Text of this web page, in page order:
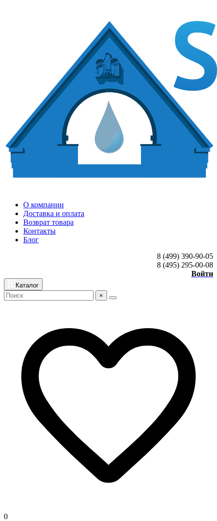
О компании
Доставка и оплата
Возврат товара
Контакты
Блог
8 (499) 390-90-05
8 (495) 295-00-08
Войти
Каталог
×
0